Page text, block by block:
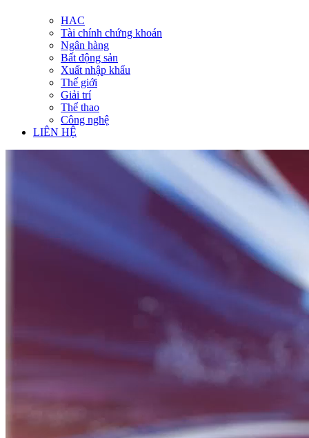
HAC
Tài chính chứng khoán
Ngân hàng
Bất động sản
Xuất nhập khẩu
Thế giới
Giải trí
Thể thao
Công nghệ
LIÊN HỆ